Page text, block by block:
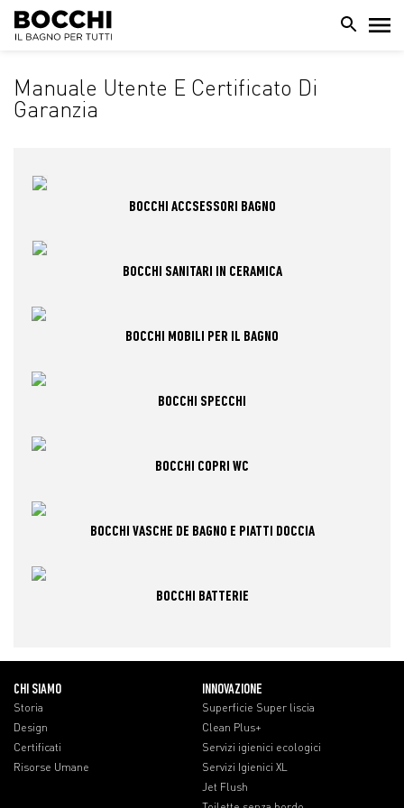
Manuale Utente E Certificato Di
Garanzia
BOCCHI ACCSESSORI BAGNO
BOCCHI SANITARI IN CERAMICA
BOCCHI MOBILI PER IL BAGNO
BOCCHI SPECCHI
BOCCHI COPRI WC
BOCCHI VASCHE DE BAGNO E PIATTI DOCCIA
BOCCHI BATTERIE
CHI SIAMO
Storia
Design
Certificati
Risorse Umane
INNOVAZIONE
Superficie Super liscia
Clean Plus+
Servizi igienici ecologici
Servizi Igienici XL
Jet Flush